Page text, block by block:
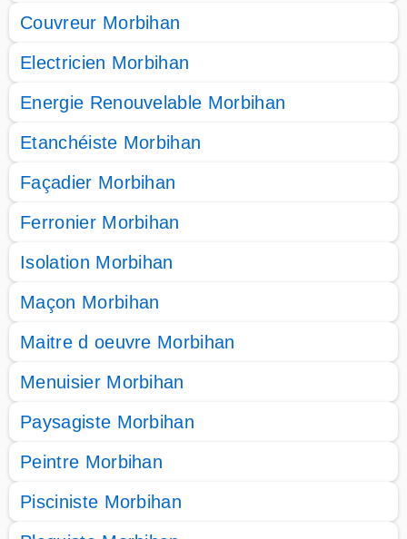
Couvreur Morbihan
Electricien Morbihan
Energie Renouvelable Morbihan
Etanchéiste Morbihan
Façadier Morbihan
Ferronier Morbihan
Isolation Morbihan
Maçon Morbihan
Maitre d oeuvre Morbihan
Menuisier Morbihan
Paysagiste Morbihan
Peintre Morbihan
Pisciniste Morbihan